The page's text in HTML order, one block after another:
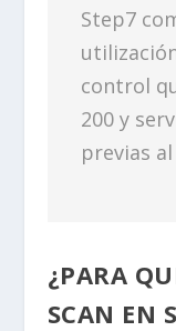
Step7
control
200 y
previas
¿PARA
SCAN EN